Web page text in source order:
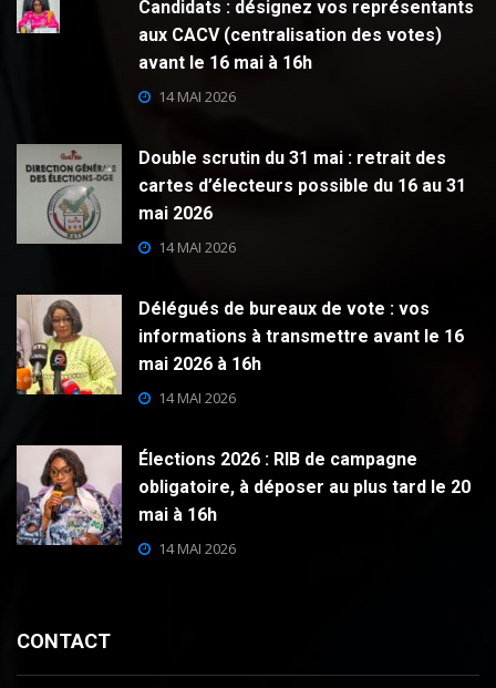
Candidats : désignez vos représentants
aux CACV (centralisation des votes)
avant le 16 mai à 16h
14 MAI 2026
Double scrutin du 31 mai : retrait des
cartes d’électeurs possible du 16 au 31
mai 2026
14 MAI 2026
Délégués de bureaux de vote : vos
informations à transmettre avant le 16
mai 2026 à 16h
14 MAI 2026
Élections 2026 : RIB de campagne
obligatoire, à déposer au plus tard le 20
mai à 16h
14 MAI 2026
CONTACT